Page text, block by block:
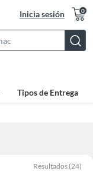
Inicia sesión 0
Bar
Tipos de Entrega
Resultados (24)